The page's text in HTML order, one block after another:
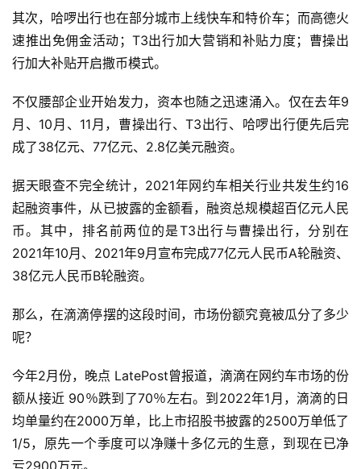
其次，哈啰出行也在部分城市上线快车和特价车；而高德火
速推出免佣金活动；T3出行加大营销和补贴力度；曹操出
行加大补贴开启撒币模式。
不仅腰部企业开始发力，资本也随之迅速涌入。仅在去年9
月、10月、11月，曹操出行、T3出行、哈啰出行便先后完
成了38亿元、77亿元、2.8亿美元融资。
据天眼查不完全统计，2021年网约车相关行业共发生约16
起融资事件，从已披露的金额看，融资总规模超百亿元人民
币。其中，排名前两位的是T3出行与曹操出行，分别在
2021年10月、2021年9月宣布完成77亿元人民币A轮融资、
38亿元人民币B轮融资。
那么，在滴滴停摆的这段时间，市场份额究竟被瓜分了多少
呢？
今年2月份，晚点 LatePost曾报道，滴滴在网约车市场的份
额从接近 90％跌到了70％左右。到2022年1月，滴滴的日
均单量约在2000万单，比上市招股书披露的2500万单低了
1/5，原先一个季度可以净赚十多亿元的生意，到现在已净